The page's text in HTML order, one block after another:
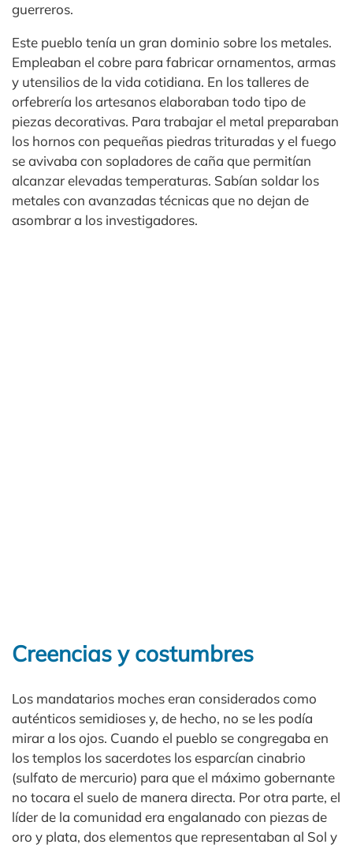
guerreros.
Este pueblo tenía un gran dominio sobre los metales.
Empleaban el cobre para fabricar ornamentos, armas
y utensilios de la vida cotidiana. En los talleres de
orfebrería los artesanos elaboraban todo tipo de
piezas decorativas. Para trabajar el metal preparaban
los hornos con pequeñas piedras trituradas y el fuego
se avivaba con sopladores de caña que permitían
alcanzar elevadas temperaturas. Sabían soldar los
metales con avanzadas técnicas que no dejan de
asombrar a los investigadores.
Creencias y costumbres
Los mandatarios moches eran considerados como
auténticos semidioses y, de hecho, no se les podía
mirar a los ojos. Cuando el pueblo se congregaba en
los templos los sacerdotes los esparcían cinabrio
(sulfato de mercurio) para que el máximo gobernante
no tocara el suelo de manera directa. Por otra parte, el
líder de la comunidad era engalanado con piezas de
oro y plata, dos elementos que representaban al Sol y